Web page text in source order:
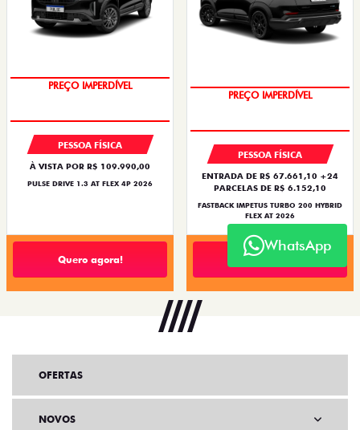
PREÇO IMPERDÍVEL
PESSOA FÍSICA
À VISTA POR R$ 109.990,00
PULSE DRIVE 1.3 AT FLEX 4P 2026
Quero agora!
PREÇO IMPERDÍVEL
PESSOA FÍSICA
ENTRADA DE R$ 67.661,10 +24
PARCELAS DE R$ 6.152,10
FASTBACK IMPETUS TURBO 200 HYBRID
FLEX AT 2026
Quero agora!
WhatsApp
OFERTAS
NOVOS